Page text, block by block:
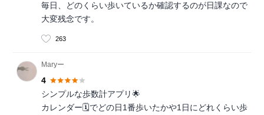
毎日、どのくらい歩いているか確認するのが日課なので
大変残念です。
263
Maryー
4
シンプルな歩数計アプリ🌟
カレンダー🗓でどの日1番歩いたかや1日にどれくらい歩